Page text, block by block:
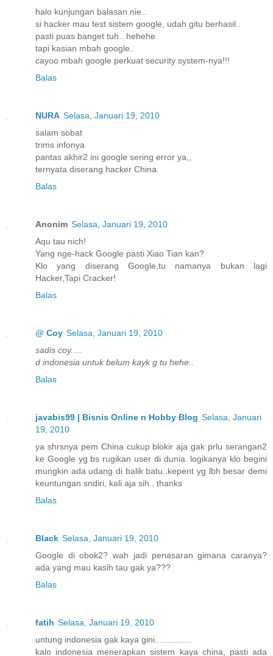
halo kunjungan balasan nie..
si hacker mau test sistem google, udah gitu berhasil..
pasti puas banget tuh.. hehehe
tapi kasian mbah google..
cayoo mbah google perkuat security system-nya!!!
Balas
NURA Selasa, Januari 19, 2010
salam sobat
trims infonya
pantas akhir2 ini google sering error ya,,
ternyata diserang hacker China.
Balas
Anonim Selasa, Januari 19, 2010
Aqu tau nich!
Yang nge-hack Google pasti Xiao Tian kan?
Klo yang diserang Google,tu namanya bukan lagi
Hacker,Tapi Cracker!
Balas
@ Coy Selasa, Januari 19, 2010
sadis coy.....
d indonesia untuk belum kayk g tu hehe..
Balas
javabis99 | Bisnis Online n Hobby Blog Selasa, Januari
19, 2010
ya shrsnya pem China cukup blokir aja gak prlu serangan2
ke Google yg bs rugikan user di dunia. logikanya klo begini
mungkin ada udang di balik batu..kepent yg lbh besar demi
keuntungan sndiri, kali aja sih.. thanks
Balas
Black Selasa, Januari 19, 2010
Google di obok2? wah jadi penasaran gimana caranya?
ada yang mau kasih tau gak ya???
Balas
fatih Selasa, Januari 19, 2010
untung indonesia gak kaya gini...............
kalo indonesia menerapkan sistem kaya china, pasti ada